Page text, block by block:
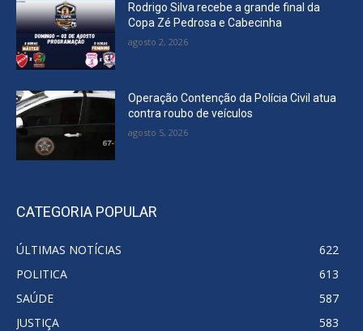
Rodrigo Silva recebe a grande final da
Copa Zé Pedrosa e Cabecinha
agosto 2, 2026
Operação Contenção da Polícia Civil atua
contra roubo de veículos
agosto 5, 2026
CATEGORIA POPULAR
ÚLTIMAS NOTÍCIAS
622
POLITICA
613
SAÚDE
587
JUSTIÇA
583